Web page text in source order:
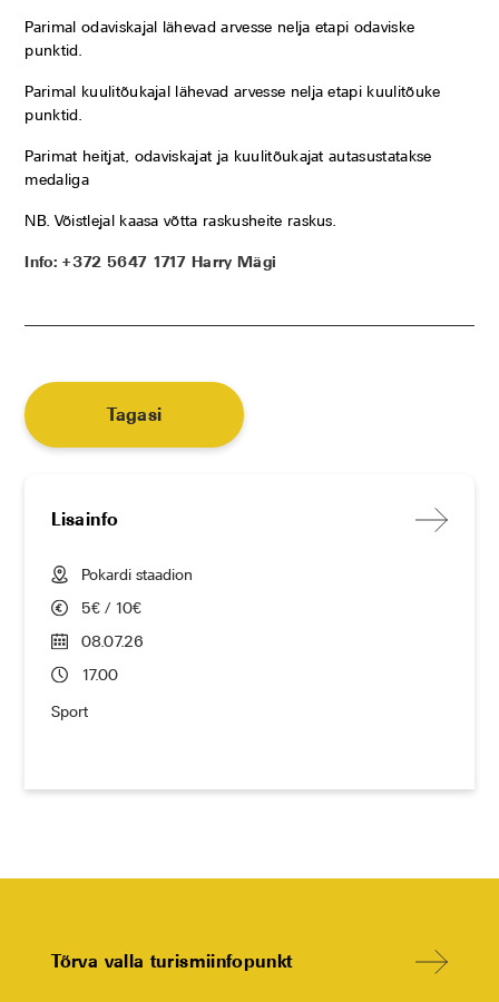
Lisainfo
Pokardi staadion
5€ / 10€
08.07.26
17.00
Sport
Parimal odaviskajal lähevad arvesse nelja etapi odaviske
punktid.
Parimal kuulitõukajal lähevad arvesse nelja etapi kuulitõuke
punktid.
Parimat heitjat, odaviskajat ja kuulitõukajat autasustatakse
medaliga
NB. Võistlejal kaasa võtta raskusheite raskus.
Info: +372 5647 1717 Harry Mägi
Tagasi
Tõrva valla turismiinfopunkt